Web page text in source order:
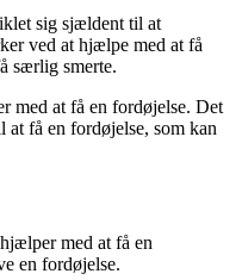
sig sjældent til at
ved at hjælpe med at få
særlig smerte.
med at få en fordøjelse. Det
få en fordøjelse, som kan
med at få en
en fordøjelse.